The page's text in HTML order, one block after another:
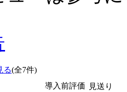
る(全7件)
導入前評価
見送り